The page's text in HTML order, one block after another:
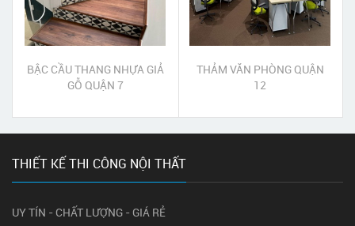
BẬC CẦU THANG NHỰA GIẢ
GỖ QUẬN 7
THẢM VĂN PHÒNG QUẬN
12
THIẾT KẾ THI CÔNG NỘI THẤT
UY TÍN - CHẤT LƯỢNG - GIÁ RẺ